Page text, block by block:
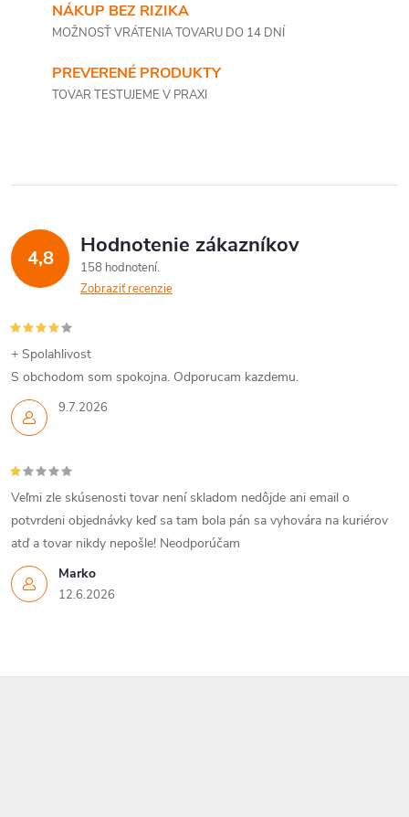
NÁKUP BEZ RIZIKA
MOŽNOSŤ VRÁTENIA TOVARU DO 14 DNÍ
PREVERENÉ PRODUKTY
TOVAR TESTUJEME V PRAXI
4,8 Hodnotenie zákazníkov
158 hodnotení
Zobraziť recenzie
9.7.2026
+ Spolahlivost
S obchodom som spokojna. Odporucam kazdemu.
Marko
12.6.2026
Veľmi zle skúsenosti tovar není skladom nedôjde ani email o
potvrdeni objednávky keď sa tam bola pán sa vyhovára na kuriérov
atď a tovar nikdy nepošle! Neodporúčam